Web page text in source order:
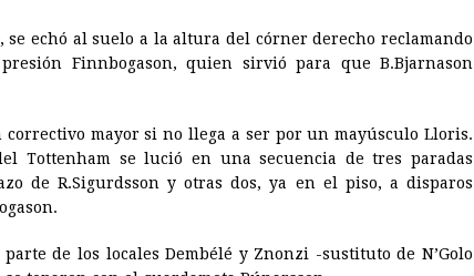
se echó al suelo a la altura del córner derecho reclamando
Finnbogason, quien sirvió para que B.Bjarnason
mayor si no llega a ser por un mayúsculo Lloris.
Tottenham se lució en una secuencia de tres paradas
de R.Sigurdsson y otras dos, ya en el piso, a disparos
de los locales Dembélé y Znonzi -sustituto de N’Golo